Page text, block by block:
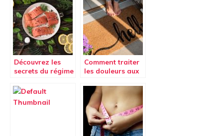
Découvrez les
secrets du régime
Comment traiter
les douleurs aux